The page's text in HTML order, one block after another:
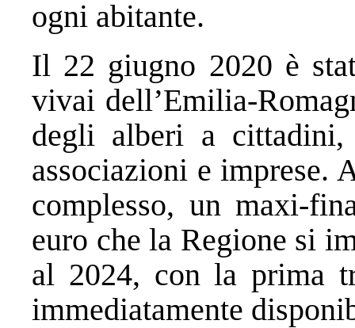
ogni abitante.
Il 22 giugno 2020 è
vivai dell’Emilia-
degli alberi a
associazioni e imprese.
complesso, un maxi-
euro che la Regione si
al 2024, con la prima
immediatamente